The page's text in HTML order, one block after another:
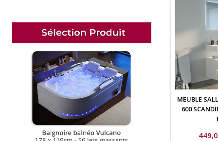
MEUBLE
600